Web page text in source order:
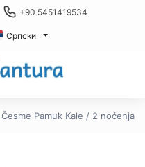
+90 5451419534
Српски
Česme Pamuk Kale / 2 noćenja